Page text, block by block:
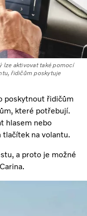
lze aktivovat také pomocí
řidičům poskytuje
poskytnout řidičům
které potřebují.
hlasem nebo
na volantu.
a proto je možné